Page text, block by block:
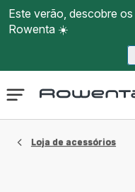
Este verão, descobre
Rowenta ☀️
Abrir
Loja de acessórios​